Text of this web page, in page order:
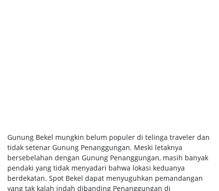
Gunung Bekel mungkin belum populer di telinga traveler dan
tidak setenar Gunung Penanggungan. Meski letaknya
bersebelahan dengan Gunung Penanggungan, masih banyak
pendaki yang tidak menyadari bahwa lokasi keduanya
berdekatan. Spot Bekel dapat menyuguhkan pemandangan
yang tak kalah indah dibanding Penanggungan di